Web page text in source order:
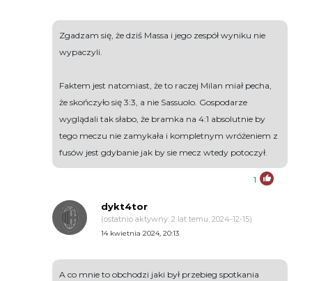
Zgadzam się, że dziś Massa i jego zespół wyniku nie
wypaczyli.
Faktem jest natomiast, że to raczej Milan miał pecha,
że skończyło się 3:3, a nie Sassuolo. Gospodarze
wyglądali tak słabo, że bramka na 4:1 absolutnie by
tego meczu nie zamykała i kompletnym wróżeniem z
fusów jest gdybanie jak by sie mecz wtedy potoczył.
1
dykt4tor
(ostatnio aktywny: 2 lat temu, 2024-12-15)
14 kwietnia 2024, 20:13
A co mnie to obchodzi jaki był przebieg spotkania